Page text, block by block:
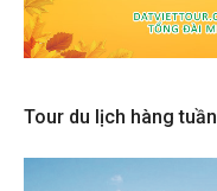
Tour du lịch hàng tuần